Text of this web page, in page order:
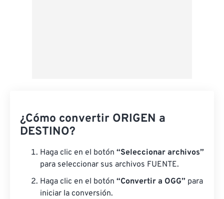
¿Cómo convertir ORIGEN a
DESTINO?
Haga clic en el botón “Seleccionar archivos”
para seleccionar sus archivos FUENTE.
Haga clic en el botón “Convertir a OGG” para
iniciar la conversión.